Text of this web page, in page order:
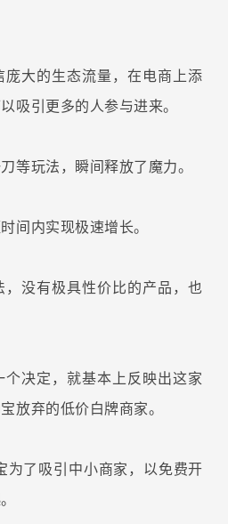
大的生态流量，在电商上添
吸引更多的人参与进来。
等玩法，瞬间释放了魔力。
间内实现极速增长。
没有极具性价比的产品，也
决定，就基本上反映出这家
放弃的低价白牌商家。
为了吸引中小商家，以免费开